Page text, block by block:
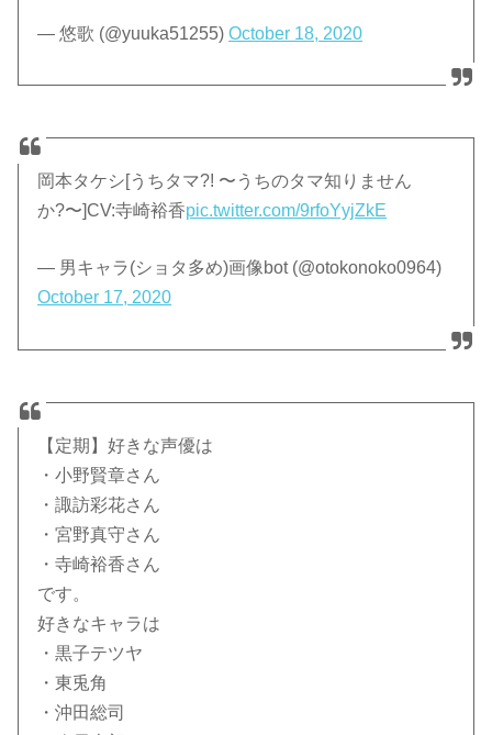
— 悠歌 (@yuuka51255)October 18, 2020
岡本タケシ[うちタマ?! 〜うちのタマ知りません
か?〜]CV:寺崎裕香pic.twitter.com/9rfoYyjZkE
— 男キャラ(ショタ多め)画像bot (@otokonoko0964)
October 17, 2020
【定期】好きな声優は
・小野賢章さん
・諏訪彩花さん
・宮野真守さん
・寺崎裕香さん
です。
好きなキャラは
・黒子テツヤ
・東兎角
・沖田総司